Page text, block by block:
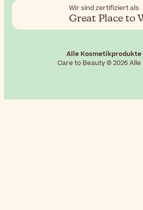
Wir sind zertifiziert als
Great Place to
Alle Kosmetikprodukte
Care to Beauty © 2026